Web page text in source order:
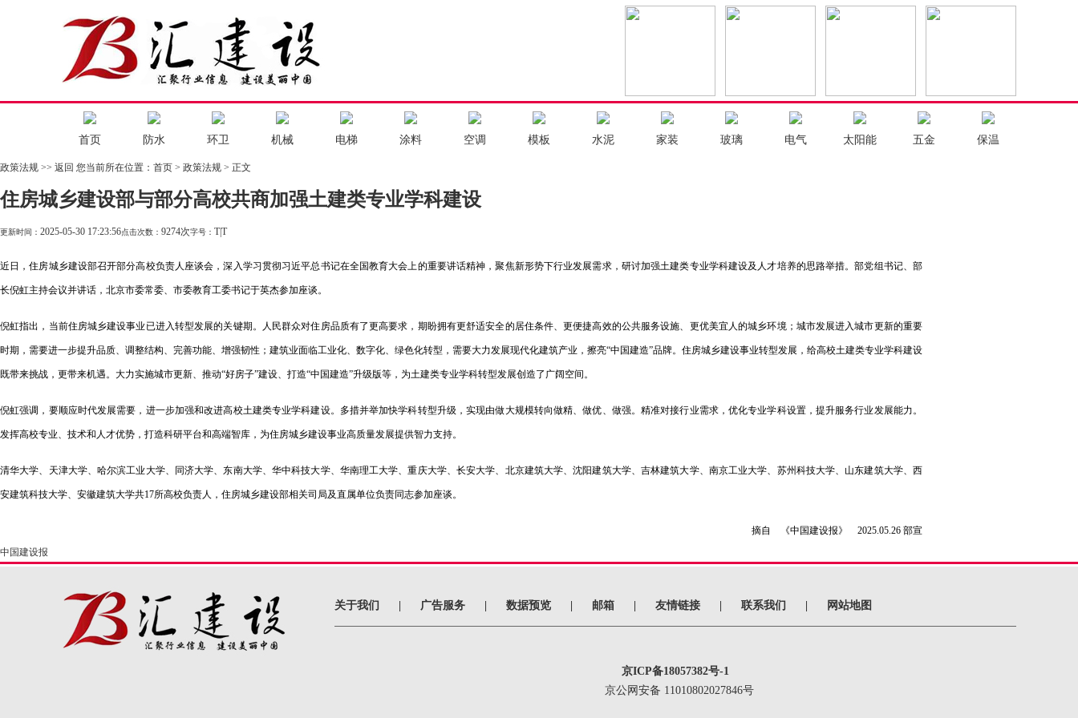
首页 防水 环卫 机械 电梯 涂料 空调 模板 水泥 家装 玻璃 电气 太阳能 五金 保温
政策法规 >> 返回 您当前所在位置： 首页 > 政策法规 > 正文
住房城乡建设部与部分高校共商加强土建类专业学科建设
更新时间： 2025-05-30 17:23:56点击次数： 9274次字号： T|T
近日，住房城乡建设部召开部分高校负责人座谈会，深入学习贯彻习近平总书记在全国教育大会上的重要讲话精神，聚焦新形势下行业发展需求，研讨加强土建类专业学科建设及人才培养的思路举措。部党组书记、部
长倪虹主持会议并讲话，北京市委常委、市委教育工委书记于英杰参加座谈。
倪虹指出，当前住房城乡建设事业已进入转型发展的关键期。人民群众对住房品质有了更高要求，期盼拥有更舒适安全的居住条件、更便捷高效的公共服务设施、更优美宜人的城乡环境；城市发展进入城市更新的重要
时期，需要进一步提升品质、调整结构、完善功能、增强韧性；建筑业面临工业化、数字化、绿色化转型，需要大力发展现代化建筑产业，擦亮“中国建造”品牌。住房城乡建设事业转型发展，给高校土建类专业学科建设
既带来挑战，更带来机遇。大力实施城市更新、推动“好房子”建设、打造“中国建造”升级版等，为土建类专业学科转型发展创造了广阔空间。
倪虹强调，要顺应时代发展需要，进一步加强和改进高校土建类专业学科建设。多措并举加快学科转型升级，实现由做大规模转向做精、做优、做强。精准对接行业需求，优化专业学科设置，提升服务行业发展能力。
发挥高校专业、技术和人才优势，打造科研平台和高端智库，为住房城乡建设事业高质量发展提供智力支持。
清华大学、天津大学、哈尔滨工业大学、同济大学、东南大学、华中科技大学、华南理工大学、重庆大学、长安大学、北京建筑大学、沈阳建筑大学、吉林建筑大学、南京工业大学、苏州科技大学、山东建筑大学、西
安建筑科技大学、安徽建筑大学共17所高校负责人，住房城乡建设部相关司局及直属单位负责同志参加座谈。
摘自 《中国建设报》 2025.05.26 部宣
中国建设报
关于我们 广告服务 数据预览 邮箱 友情链接 联系我们 网站地图
京ICP备18057382号-1
京公网安备 11010802027846号